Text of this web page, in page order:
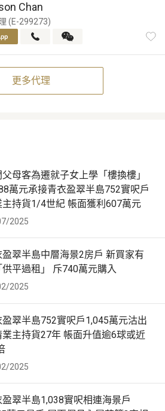
Chan
(E-299273)
更多代理
父母客為遷就子女上學「樓換樓」
萬元承接青衣盈翠半島752實呎戶
主持貨1/4世紀 帳面獲利607萬元
2025
盈翠半島中層海景2房戶 新買家有
供平過租」 斥740萬元購入
2025
盈翠半島752實呎戶1,045萬元沽出
業主持貨27年 帳面升值逾6球或近
2025
盈翠半島1,038實呎相連海景戶